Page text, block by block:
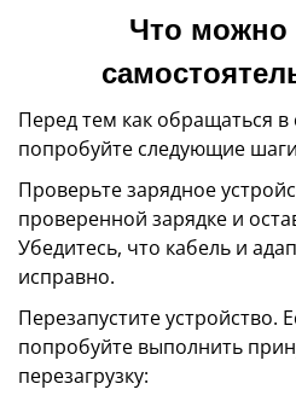
Что можно
Перед тем как обращаться
попробуйте следующие
Проверьте зарядное
проверенной зарядке и
Убедитесь, что кабель и
исправно.
Перезапустите устройство.
попробуйте выполнить
перезагрузку: